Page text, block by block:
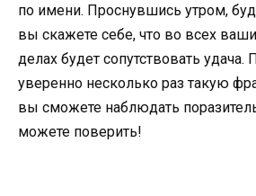
по имени. Проснувшись утром,
вы скажете себе, что во всех
делах будет сопутствовать удача.
уверенно несколько раз такую
вы сможете наблюдать
можете поверить!